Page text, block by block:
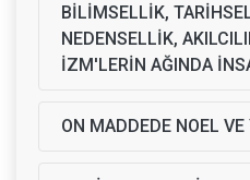
BİLİMSELLİK,
NEDENSELLİK,
İZM'LERİN AĞINDA
ON MADDEDE NOEL